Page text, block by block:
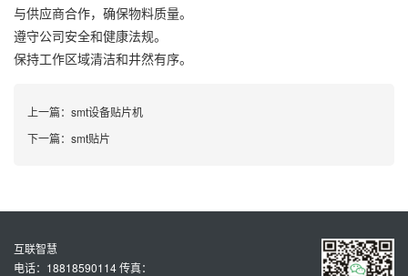
与供应商合作，确保物料质量。
遵守公司安全和健康法规。
保持工作区域清洁和井然有序。
上一篇： smt设备贴片机
下一篇： smt贴片
互联智慧
电话：18818590114 传真：